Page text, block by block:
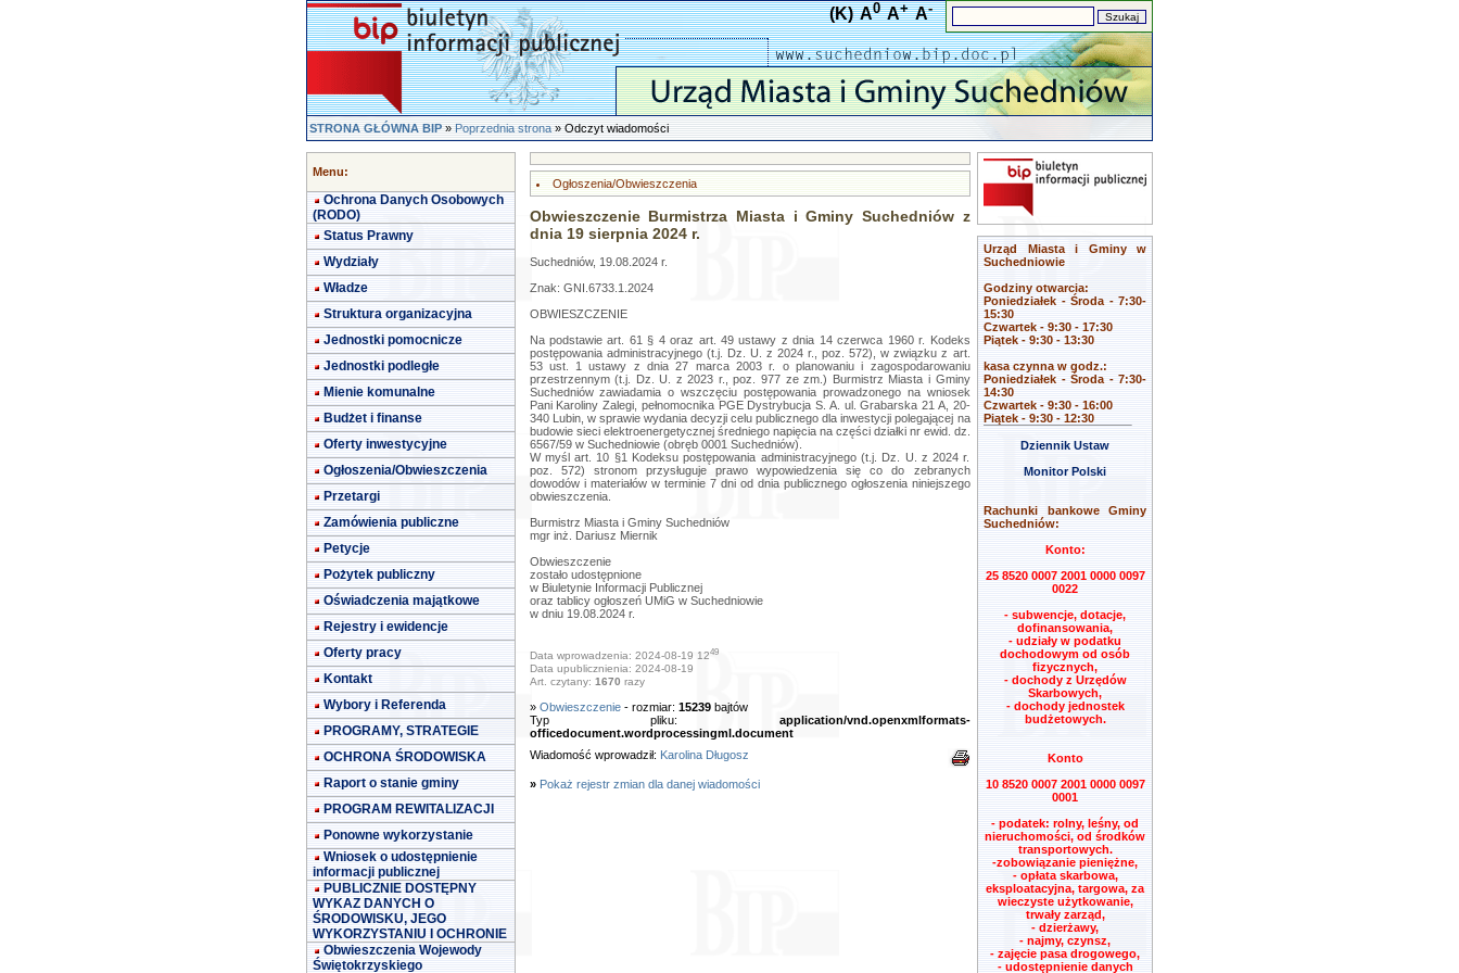
(K) A0 A+ A-
STRONA GŁÓWNA BIP»Poprzednia strona» Odczyt wiadomości
Menu:
Ochrona Danych Osobowych
(RODO)
Status Prawny
Wydziały
Władze
Struktura organizacyjna
Jednostki pomocnicze
Jednostki podległe
Mienie komunalne
Budżet i finanse
Oferty inwestycyjne
Ogłoszenia/Obwieszczenia
Przetargi
Zamówienia publiczne
Petycje
Pożytek publiczny
Oświadczenia majątkowe
Rejestry i ewidencje
Oferty pracy
Kontakt
Wybory i Referenda
PROGRAMY, STRATEGIE
OCHRONA ŚRODOWISKA
Raport o stanie gminy
PROGRAM REWITALIZACJI
Ponowne wykorzystanie
Wniosek o udostępnienie
informacji publicznej
PUBLICZNIE DOSTĘPNY
WYKAZ DANYCH O
ŚRODOWISKU, JEGO
WYKORZYSTANIU I OCHRONIE
Obwieszczenia Wojewody
Świętokrzyskiego
Ogłoszenia/Obwieszczenia
Obwieszczenie Burmistrza Miasta i Gminy Suchedniów z
dnia 19 sierpnia 2024 r.
Suchedniów, 19.08.2024 r.
Znak: GNI.6733.1.2024
OBWIESZCZENIE
Na podstawie art. 61 § 4 oraz art. 49 ustawy z dnia 14 czerwca 1960 r. Kodeks
postępowania administracyjnego (t.j. Dz. U. z 2024 r., poz. 572), w związku z art.
53 ust. 1 ustawy z dnia 27 marca 2003 r. o planowaniu i zagospodarowaniu
przestrzennym (t.j. Dz. U. z 2023 r., poz. 977 ze zm.) Burmistrz Miasta i Gminy
Suchedniów zawiadamia o wszczęciu postępowania prowadzonego na wniosek
Pani Karoliny Zalegi, pełnomocnika PGE Dystrybucja S. A. ul. Grabarska 21 A, 20-
340 Lubin, w sprawie wydania decyzji celu publicznego dla inwestycji polegającej na
budowie sieci elektroenergetycznej średniego napięcia na części działki nr ewid. dz.
6567/59 w Suchedniowie (obręb 0001 Suchedniów).
W myśl art. 10 §1 Kodeksu postępowania administracyjnego (t.j. Dz. U. z 2024 r.
poz. 572) stronom przysługuje prawo wypowiedzenia się co do zebranych
dowodów i materiałów w terminie 7 dni od dnia publicznego ogłoszenia niniejszego
obwieszczenia.
Burmistrz Miasta i Gminy Suchedniów
mgr inż. Dariusz Miernik
Obwieszczenie
zostało udostępnione
w Biuletynie Informacji Publicznej
oraz tablicy ogłoszeń UMiG w Suchedniowie
w dniu 19.08.2024 r.
Data wprowadzenia: 2024-08-19 1249
Data upublicznienia: 2024-08-19
Art. czytany: 1670 razy
» Obwieszczenie- rozmiar: 15239bajtów
Typ pliku: application/vnd.openxmlformats-
officedocument.wordprocessingml.document
Wiadomość wprowadził: Karolina Długosz
» Pokaż rejestr zmian dla danej wiadomości
Urząd Miasta i Gminy w
Suchedniowie
Godziny otwarcia:
Poniedziałek - Środa - 7:30-
15:30
Czwartek - 9:30 - 17:30
Piątek - 9:30 - 13:30
kasa czynna w godz.:
Poniedziałek - Środa - 7:30-
14:30
Czwartek - 9:30 - 16:00
Piątek - 9:30 - 12:30
Dziennik Ustaw
Monitor Polski
Rachunki bankowe Gminy
Suchedniów:
Konto:
25 8520 0007 2001 0000 0097
0022
- subwencje, dotacje,
dofinansowania,
- udziały w podatku
dochodowym od osób
fizycznych,
- dochody z Urzędów
Skarbowych,
- dochody jednostek
budżetowych.
Konto
10 8520 0007 2001 0000 0097
0001
- podatek: rolny, leśny, od
nieruchomości, od środków
transportowych.
-zobowiązanie pieniężne,
- opłata skarbowa,
eksploatacyjna, targowa, za
wieczyste użytkowanie,
trwały zarząd,
- dzierżawy,
- najmy, czynsz,
- zajęcie pasa drogowego,
- udostępnienie danych